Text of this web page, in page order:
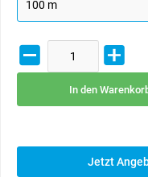
In den
Jetzt